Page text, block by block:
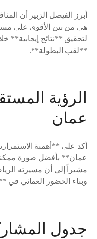
هي من بين الأقوى على
لتحقيق **نتائج إيجابية**
**لقب البطولة**.
الرؤية
عمان
أكد على **أهمية
عمان** بأفضل صورة ممكنة
مشيراً إلى أن مسيرته
وبناء الحضور العماني في
جدول